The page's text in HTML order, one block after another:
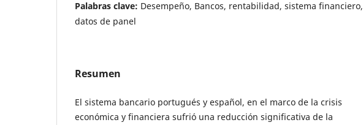
Palabras clave: Desempeño, Bancos, rentabilidad, sistema financiero,
datos de panel
Resumen
El sistema bancario portugués y español, en el marco de la crisis
económica y financiera sufrió una reducción significativa de la